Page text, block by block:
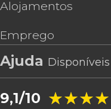
Alojamentos
Emprego
Ajuda
9,1/10